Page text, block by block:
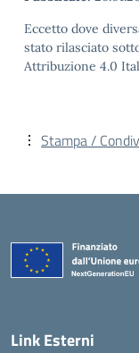
Eccetto dove
stato rilasciato
Attribuzione 4.0
Stampa /
Link Esterni